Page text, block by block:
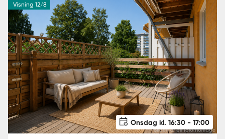
Visning 12/8
Onsdag kl. 16:30 - 17:00